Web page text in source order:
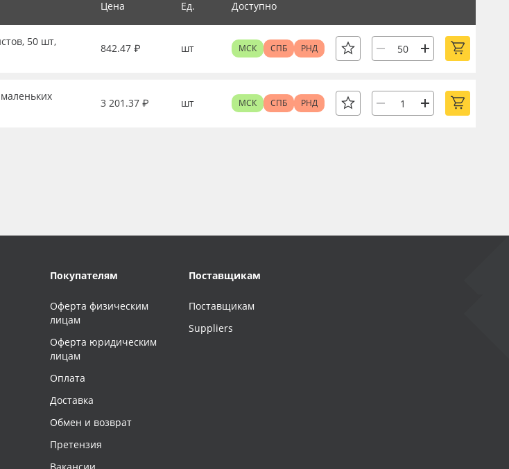
Цена Ед. Доступно
50 шт,
842.47 ₽ шт МСК СПБ РНД
3 201.37 ₽ шт МСК СПБ РНД
Покупателям
Оферта физическим
лицам
Оферта юридическим
лицам
Оплата
Доставка
Обмен и возврат
Претензия
Поставщикам
Поставщикам
Suppliers